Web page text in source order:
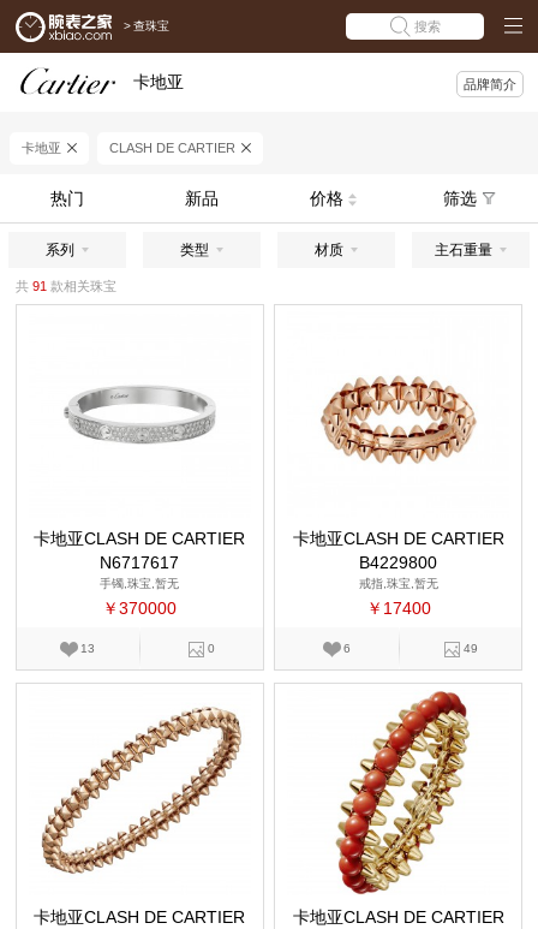
> 查珠宝 搜索
卡地亚 品牌简介
卡地亚 CLASH DE CARTIER
热门 新品 价格 筛选
系列 类型 材质 主石重量
共 91 款相关珠宝
卡地亚CLASH DE CARTIER
N6717617
手镯,珠宝,暂无
￥370000
13 0
卡地亚CLASH DE CARTIER
B4229800
戒指,珠宝,暂无
￥17400
6 49
卡地亚CLASH DE CARTIER
卡地亚CLASH DE CARTIER